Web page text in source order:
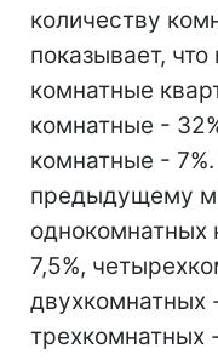
количеству
показывает,
комнатные
комнатные -
комнатные -
предыдущему
однокомнатных
7,5%,
двухкомнатных
трехкомнатных